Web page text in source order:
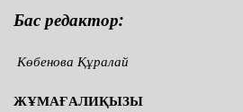
Бас редактор:
Көбенова Құралай
ЖҰМАҒАЛИҚЫЗЫ